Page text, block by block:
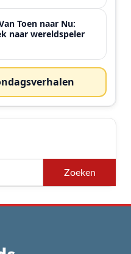
Toen naar Nu:
naar wereldspeler